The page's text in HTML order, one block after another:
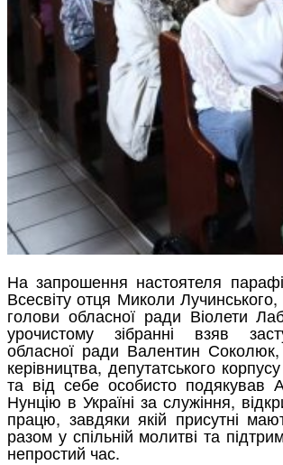
На запрошення настоятеля
Всесвіту отця Миколи
голови обласної ради Віолети
урочистому зібранні взяв
обласної ради Валентин Соколюк,
керівництва, депутатського
та від себе особисто подякував
Нунцію в Україні за служіння,
працю, завдяки якій присутні
разом у спільній молитві та
непростий час.